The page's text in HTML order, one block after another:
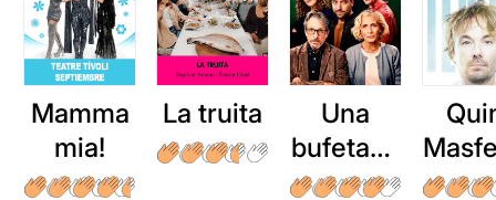
Mamma
mia!
La truita
Una
bufetada
a temps
r: